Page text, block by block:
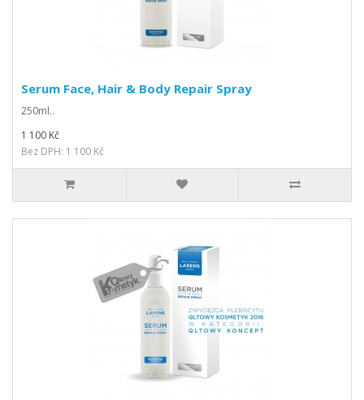
Serum Face, Hair & Body Repair Spray
250ml..
1 100 Kč
Bez DPH: 1 100 Kč